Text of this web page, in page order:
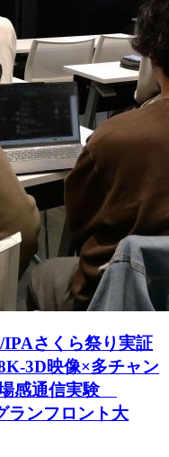
IPAさくら祭り実証
3D映像×多チャン
感通信実験
ランフロント大